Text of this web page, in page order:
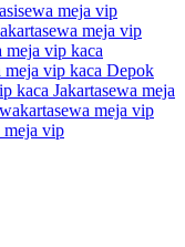
sewa meja vip
sewa meja vip
meja vip kaca
meja vip kaca Depok
kaca Jakartasewa meja
sewa meja vip
meja vip